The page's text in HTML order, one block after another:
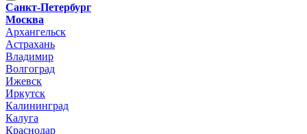
Санкт-Петербург
Москва
Архангельск
Астрахань
Владимир
Волгоград
Ижевск
Иркутск
Калининград
Калуга
Краснодар